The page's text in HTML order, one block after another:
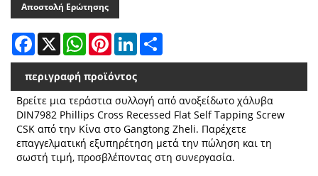
Αποστολή Ερώτησης
Facebook
X WhatsAppPinterestLinkedIn
περιγραφή προϊόντος
Βρείτε μια τεράστια συλλογή από ανοξείδωτο χάλυβα
DIN7982 Phillips Cross Recessed Flat Self Tapping Screw
CSK από την Κίνα στο Gangtong Zheli. Παρέχετε
επαγγελματική εξυπηρέτηση μετά την πώληση και τη
σωστή τιμή, προσβλέποντας στη συνεργασία.